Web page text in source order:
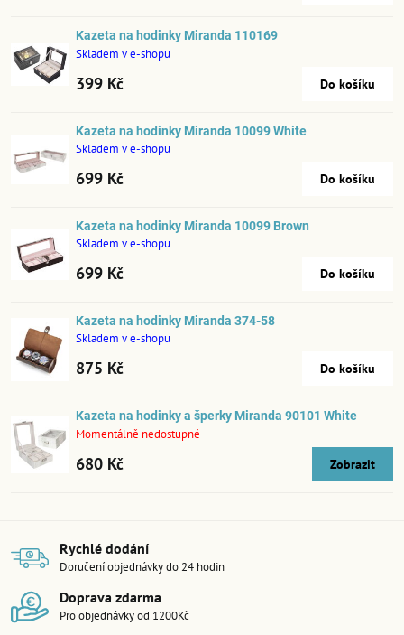
Kazeta na hodinky Miranda 110169
Skladem v e-shopu
399 Kč Do košíku
Kazeta na hodinky Miranda 10099 White
Skladem v e-shopu
699 Kč Do košíku
Kazeta na hodinky Miranda 10099 Brown
Skladem v e-shopu
699 Kč Do košíku
Kazeta na hodinky Miranda 374-58
Skladem v e-shopu
875 Kč Do košíku
Kazeta na hodinky a šperky Miranda 90101 White
Momentálně nedostupné
680 Kč Zobrazit
Rychlé dodání
Doručení objednávky do 24 hodin
Doprava zdarma
Pro objednávky od 1200Kč